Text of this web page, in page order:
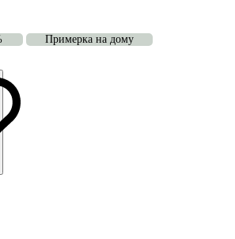
Примерка на дому